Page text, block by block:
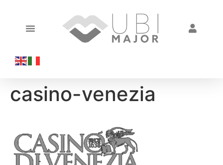
casino-venezia